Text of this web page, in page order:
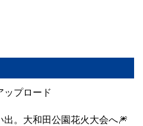
ップロード
出。大和田公園花火大会へ🎆